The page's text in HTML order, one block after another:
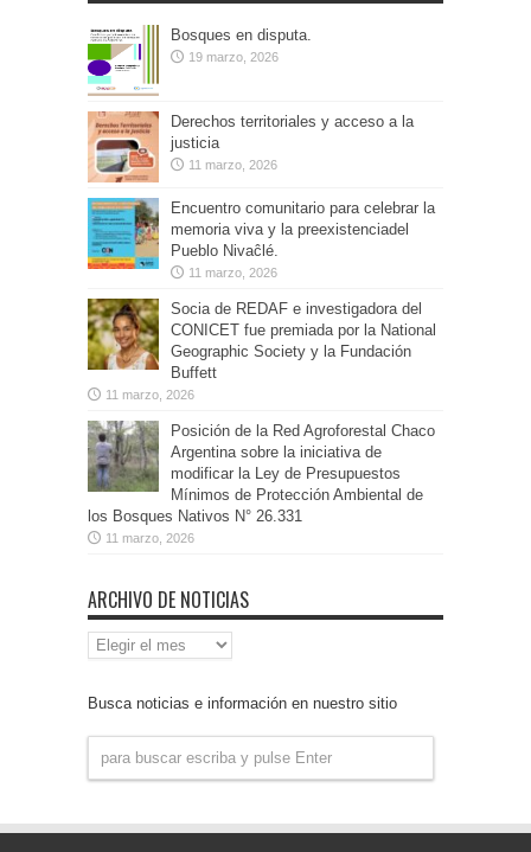
Bosques en disputa.
19 marzo, 2026
Derechos territoriales y acceso a la
justicia
11 marzo, 2026
Encuentro comunitario para celebrar la
memoria viva y la preexistenciadel
Pueblo Nivaĉlé.
11 marzo, 2026
Socia de REDAF e investigadora del
CONICET fue premiada por la National
Geographic Society y la Fundación
Buffett
11 marzo, 2026
Posición de la Red Agroforestal Chaco
Argentina sobre la iniciativa de
modificar la Ley de Presupuestos
Mínimos de Protección Ambiental de
los Bosques Nativos N° 26.331
11 marzo, 2026
ARCHIVO DE NOTICIAS
Archivo
de
Busca noticias e información en nuestro sitio